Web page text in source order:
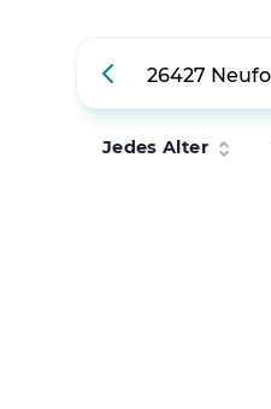
Jedes Alter